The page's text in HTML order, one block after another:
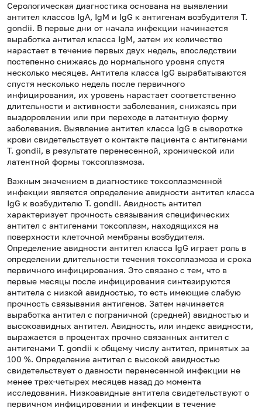
Серологическая диагностика основана на выявлении
антител классов IgA, IgM и IgG к антигенам возбудителя T.
gondii. В первые дни от начала инфекции начинается
выработка антител класса IgM, затем их количество
нарастает в течение первых двух недель, впоследствии
постепенно снижаясь до нормального уровня спустя
несколько месяцев. Антитела класса IgG вырабатываются
спустя несколько недель после первичного
инфицирования, их уровень нарастает соответственно
длительности и активности заболевания, снижаясь при
выздоровлении или при переходе в латентную форму
заболевания. Выявление антител класса IgG в сыворотке
крови свидетельствует о контакте пациента с антигенами
T. gondii, в результате перенесенной, хронической или
латентной формы токсоплазмоза.
Важным значением в диагностике токсоплазменной
инфекции является определение авидности антител класса
IgG к возбудителю T. gondii. Авидность антител
характеризует прочность связывания специфических
антител с антигенами токсоплазм, находящихся на
поверхности клеточной мембраны возбудителя.
Определение авидности антител класса IgG играет роль в
определении длительности течения токсоплазмоза и срока
первичного инфицирования. Это связано с тем, что в
первые месяцы после инфицирования синтезируются
антитела с низкой авидностью, то есть имеющие слабую
прочность связывания антигенов. Затем начинается
выработка антител с пограничной (средней) авидностью и
высокоавидных антител. Авидность, или индекс авидности,
выражается в процентах прочно связанных антител с
антигенами T. gondii к общему числу антител, принятых за
100 %. Определение антител с высокой авидностью
свидетельствует о давности перенесенной инфекции не
менее трех-четырех месяцев назад до момента
исследования. Низкоавидные антитела свидетельствуют о
первичном инфицировании и инфекции в течение